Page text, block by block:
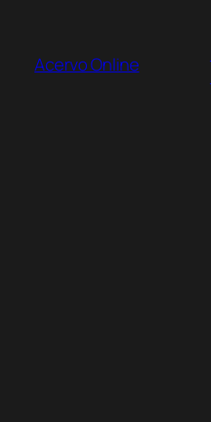
Acervo Online